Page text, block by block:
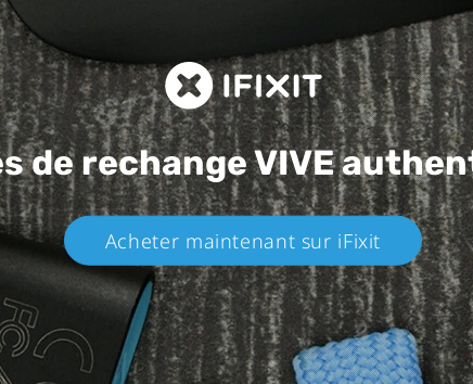
de rechangeVIVE
Acheter maintenant sur iFixit​